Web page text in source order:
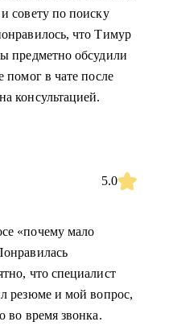
совету по поиску
что Тимур
предметно обсудили
помог в чате после
консультацией.
5.0
«почему мало
что специалист
резюме и мой вопрос,
во время звонка.